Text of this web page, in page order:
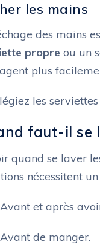
les mains
des mains
propre ou un
plus
les
faut-il se
quand se laver
nécessitent un
Avant et après
Avant de manger.